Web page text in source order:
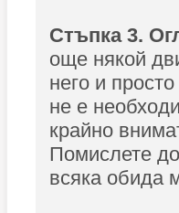
Стъпка 3.
още някой
него и
не е
крайно
Помислете
всяка обида